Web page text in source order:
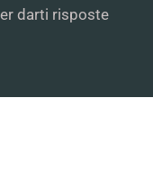
darti risposte